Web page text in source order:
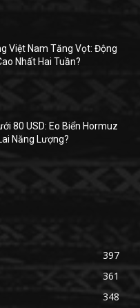
Việt Nam Tăng Vọt: Động
Nhất Hai Tuần?
80 USD: Eo Biển Hormuz
Năng Lượng?
397
361
348